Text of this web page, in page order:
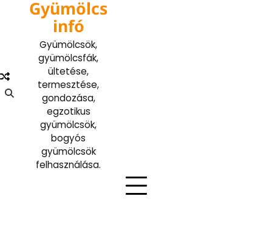
Gyümölcs
infó
Gyümölcsök,
gyümölcsfák,
ültetése,
termesztése,
gondozása,
egzotikus
gyümölcsök,
bogyós
gyümölcsök
felhasználása.